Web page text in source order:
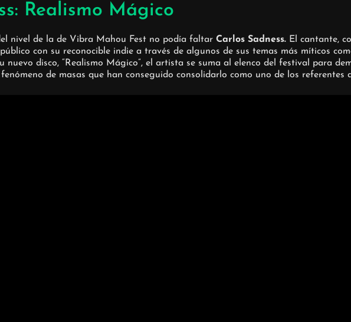
Realismo Mágico
nivel de la de Vibra Mahou Fest no podía faltar Carlos Sadness.El cantante,
con su reconocible indie a través de algunos de sus temas más míticos
nuevo disco, “Realismo Mágico”, el artista se suma al elenco del festival para
de masas que han conseguido consolidarlo como uno de los referentes